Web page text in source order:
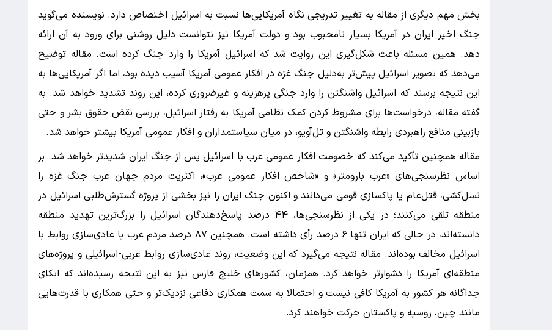
بخش مهم دیگری از مقاله به تغییر تدریجی نگاه آمریکایی‌ها نسبت به اسرائیل اختصاص دارد. نویسنده می‌گوید
جنگ اخیر ایران در آمریکا بسیار نامحبوب بود و دولت آمریکا نیز نتوانست دلیل روشنی برای ورود به آن ارائه
دهد. همین مسئله باعث شکل‌گیری این روایت شد که اسرائیل آمریکا را وارد جنگ کرده است. مقاله توضیح
می‌دهد که تصویر اسرائیل پیش‌تر به‌دلیل جنگ غزه در افکار عمومی آمریکا آسیب دیده بود، اما اگر آمریکایی‌ها به
این نتیجه برسند که اسرائیل واشنگتن را وارد جنگی پرهزینه و غیرضروری کرده، این روند تشدید خواهد شد. به
گفته مقاله، درخواست‌ها برای مشروط کردن کمک نظامی آمریکا به رفتار اسرائیل، بررسی نقض حقوق بشر و حتی
بازبینی منافع راهبردی رابطه واشنگتن و تل‌آویو، در میان سیاستمداران و افکار عمومی آمریکا بیشتر خواهد شد.
مقاله همچنین تأکید می‌کند که خصومت افکار عمومی عرب با اسرائیل پس از جنگ ایران شدیدتر خواهد شد. بر
اساس نظرسنجی‌های «عرب بارومتر» و «شاخص افکار عمومی عرب»، اکثریت مردم جهان عرب جنگ غزه را
نسل‌کشی، قتل‌عام یا پاکسازی قومی می‌دانند و اکنون جنگ ایران را نیز بخشی از پروژه گسترش‌طلبی اسرائیل در
منطقه تلقی می‌کنند؛ در یکی از نظرسنجی‌ها، ۴۴ درصد پاسخ‌دهندگان اسرائیل را بزرگ‌ترین تهدید منطقه
دانسته‌اند، در حالی که ایران تنها ۶ درصد رأی داشته است. همچنین ۸۷ درصد مردم عرب با عادی‌سازی روابط با
اسرائیل مخالف بوده‌اند. مقاله نتیجه می‌گیرد که این وضعیت، روند عادی‌سازی روابط عربی-اسرائیلی و پروژه‌های
منطقه‌ای آمریکا را دشوارتر خواهد کرد. همزمان، کشورهای خلیج فارس نیز به این نتیجه رسیده‌اند که اتکای
جداگانه هر کشور به آمریکا کافی نیست و احتمالا به سمت همکاری دفاعی نزدیک‌تر و حتی همکاری با قدرت‌هایی
مانند چین، روسیه و پاکستان حرکت خواهند کرد.